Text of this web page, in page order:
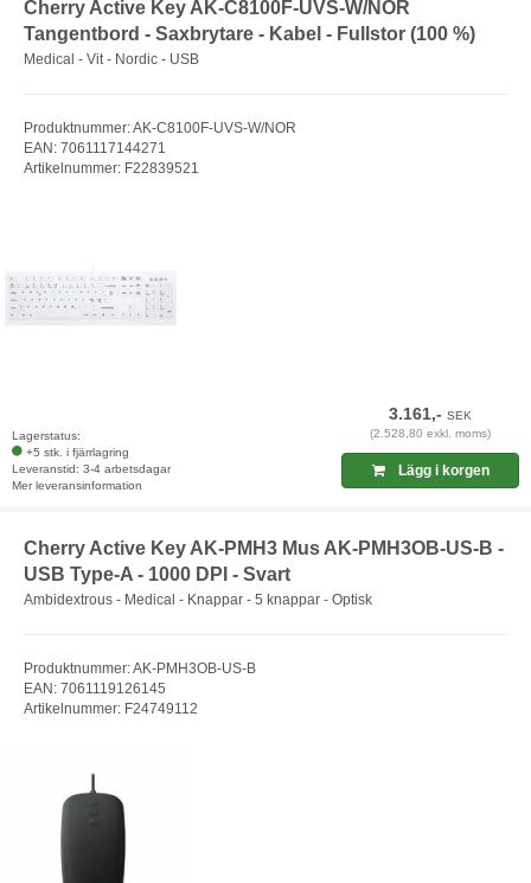
Cherry Active Key AK-C8100F-UVS-W/NOR
Tangentbord - Saxbrytare - Kabel - Fullstor (100 %)
Medical - Vit - Nordic - USB
Produktnummer: AK-C8100F-UVS-W/NOR
EAN: 7061117144271
Artikelnummer: F22839521
Lagerstatus:
+5 stk. i fjärrlagring
Leveranstid: 3-4 arbetsdagar
Mer leveransinformation
3.161,-SEK
(2.528,80 exkl. moms)
Lägg i korgen
Cherry Active Key AK-PMH3 Mus AK-PMH3OB-US-B -
USB Type-A - 1000 DPI - Svart
Ambidextrous - Medical - Knappar - 5 knappar - Optisk
Produktnummer: AK-PMH3OB-US-B
EAN: 7061119126145
Artikelnummer: F24749112